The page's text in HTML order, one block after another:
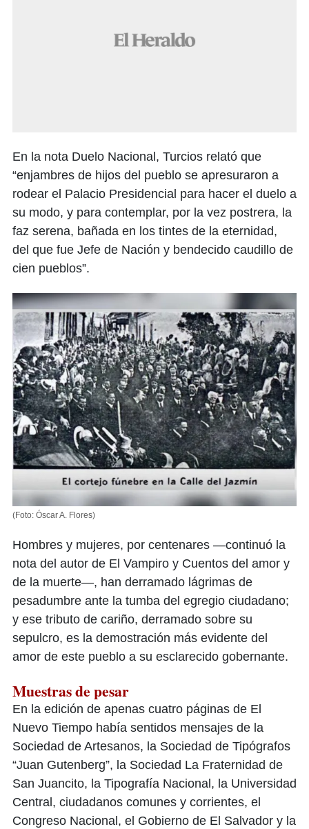
En la nota Duelo Nacional, Turcios relató que
“enjambres de hijos del pueblo se apresuraron a
rodear el Palacio Presidencial para hacer el duelo a
su modo, y para contemplar, por la vez postrera, la
faz serena, bañada en los tintes de la eternidad,
del que fue Jefe de Nación y bendecido caudillo de
cien pueblos”.
(Foto: Óscar A. Flores)
Hombres y mujeres, por centenares —continuó la
nota del autor de El Vampiro y Cuentos del amor y
de la muerte—, han derramado lágrimas de
pesadumbre ante la tumba del egregio ciudadano;
y ese tributo de cariño, derramado sobre su
sepulcro, es la demostración más evidente del
amor de este pueblo a su esclarecido gobernante.
Muestras de pesar
En la edición de apenas cuatro páginas de El
Nuevo Tiempo había sentidos mensajes de la
Sociedad de Artesanos, la Sociedad de Tipógrafos
“Juan Gutenberg”, la Sociedad La Fraternidad de
San Juancito, la Tipografía Nacional, la Universidad
Central, ciudadanos comunes y corrientes, el
Congreso Nacional, el Gobierno de El Salvador y la